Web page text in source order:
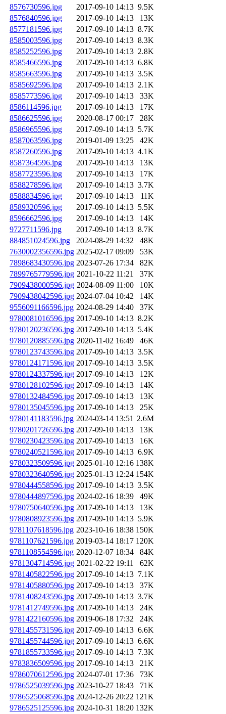
8576730596.jpg
2017-09-10 14:13 9.5K
8576840596.jpg
2017-09-10 14:13
13K
8577181596.jpg
2017-09-10 14:13 8.7K
8585003596.jpg
2017-09-10 14:13 8.3K
8585252596.jpg
2017-09-10 14:13 2.8K
8585466596.jpg
2017-09-10 14:13 6.8K
8585663596.jpg
2017-09-10 14:13 3.5K
8585692596.jpg
2017-09-10 14:13 2.1K
8585773596.jpg
2017-09-10 14:13
33K
8586114596.jpg
2017-09-10 14:13
17K
8586625596.jpg
2020-08-17 00:17
28K
8586965596.jpg
2017-09-10 14:13 5.7K
8587063596.jpg
2019-01-09 13:25
42K
8587260596.jpg
2017-09-10 14:13 4.1K
8587364596.jpg
2017-09-10 14:13
13K
8587723596.jpg
2017-09-10 14:13
17K
8588278596.jpg
2017-09-10 14:13 3.7K
8588834596.jpg
2017-09-10 14:13
11K
8589320596.jpg
2017-09-10 14:13 5.5K
8596662596.jpg
2017-09-10 14:13
14K
9727711596.jpg
2017-09-10 14:13 8.7K
884851024596.jpg
2024-08-29 14:32
48K
7630002356596.jpg 2025-02-17 09:09
53K
7898683430596.jpg 2023-07-26 17:34
82K
7899765779596.jpg 2021-10-22 11:21
37K
7909438000596.jpg 2024-08-09 11:00
10K
7909438042596.jpg 2024-07-04 10:42
14K
9556091166596.jpg 2024-08-29 14:40
37K
9780081016596.jpg 2017-09-10 14:13 8.2K
9780120236596.jpg 2017-09-10 14:13 5.4K
9780120885596.jpg 2020-11-02 16:49
46K
9780123743596.jpg 2017-09-10 14:13 3.5K
9780124171596.jpg 2017-09-10 14:13 3.5K
9780124337596.jpg 2017-09-10 14:13
12K
9780128102596.jpg 2017-09-10 14:13
14K
9780132484596.jpg 2017-09-10 14:13
13K
9780135045596.jpg 2017-09-10 14:13
25K
9780141183596.jpg 2024-03-14 13:51 2.6M
9780201726596.jpg 2017-09-10 14:13
13K
9780230423596.jpg 2017-09-10 14:13
16K
9780240521596.jpg 2017-09-10 14:13 6.9K
9780323509596.jpg 2025-01-10 12:16 138K
9780323640596.jpg 2025-01-13 12:24 154K
9780444558596.jpg 2017-09-10 14:13 3.5K
9780444897596.jpg 2024-02-16 18:39
49K
9780750640596.jpg 2017-09-10 14:13
13K
9780808923596.jpg 2017-09-10 14:13 5.9K
9781107618596.jpg 2023-10-16 18:38 150K
9781107621596.jpg 2019-03-14 18:17 120K
9781108554596.jpg 2020-12-07 18:34
84K
9781304714596.jpg 2021-02-22 19:11
62K
9781405822596.jpg 2017-09-10 14:13 7.1K
9781405880596.jpg 2017-09-10 14:13
37K
9781408243596.jpg 2017-09-10 14:13 3.7K
9781412749596.jpg 2017-09-10 14:13
24K
9781422160596.jpg 2019-06-18 17:32
24K
9781455731596.jpg 2017-09-10 14:13 6.6K
9781455744596.jpg 2017-09-10 14:13 6.6K
9781855733596.jpg 2017-09-10 14:13 7.3K
9783836509596.jpg 2017-09-10 14:13
21K
9786070612596.jpg 2024-07-01 17:36
73K
9786525039596.jpg 2023-10-27 18:43
71K
9786525068596.jpg 2024-12-26 20:22 121K
9786525125596.jpg 2024-10-31 18:20 132K